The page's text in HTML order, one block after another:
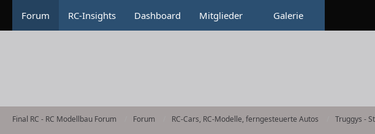
Forum RC-Insights Dashboard Mitglieder Galerie
Final RC - RC Modellbau Forum Forum RC-Cars, RC-Modelle, ferngesteuerte Autos Truggys -